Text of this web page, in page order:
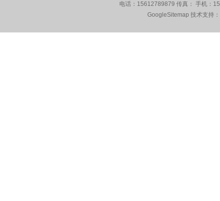
电话：15612789879 传真： 手机：
GoogleSitemap 技术支持